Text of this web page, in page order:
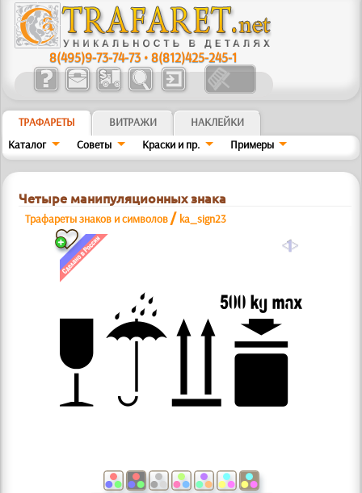
8(495)9-73-74-73 •8(812)425-245-1
ТРАФАРЕТЫ ВИТРАЖИ
НАКЛЕЙКИ
Каталог
Советы Краски и пр. Примеры
Четыре манипуляционных знака
Трафареты знаков и символов / ka_sign23
a